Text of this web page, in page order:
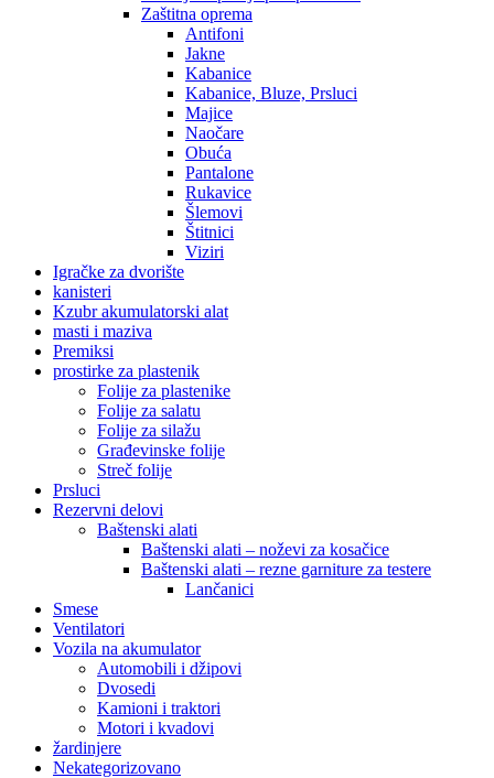
Zaštitna oprema
Antifoni
Jakne
Kabanice
Kabanice, Bluze, Prsluci
Majice
Naočare
Obuća
Pantalone
Rukavice
Šlemovi
Štitnici
Viziri
Igračke za dvorište
kanisteri
Kzubr akumulatorski alat
masti i maziva
Premiksi
prostirke za plastenik
Folije za plastenike
Folije za salatu
Folije za silažu
Građevinske folije
Streč folije
Prsluci
Rezervni delovi
Baštenski alati
Baštenski alati – noževi za kosačice
Baštenski alati – rezne garniture za testere
Lančanici
Smese
Ventilatori
Vozila na akumulator
Automobili i džipovi
Dvosedi
Kamioni i traktori
Motori i kvadovi
žardinjere
Nekategorizovano